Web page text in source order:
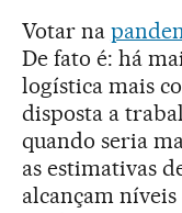
Votar na
De fato é: há
logística mais
disposta a
quando seria
as estimativas
alcançam